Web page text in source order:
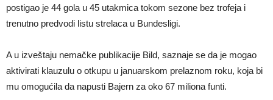
postigao je 44 gola u 45 utakmica tokom sezone bez trofeja i
trenutno predvodi listu strelaca u Bundesligi.
A u izveštaju nemačke publikacije Bild, saznaje se da je mogao
aktivirati klauzulu o otkupu u januarskom prelaznom roku, koja bi
mu omogućila da napusti Bajern za oko 67 miliona funti.